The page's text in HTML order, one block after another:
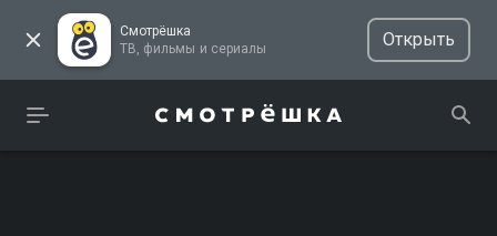
Смотрёшка
ТВ, фильмы и сериалы
Открыть